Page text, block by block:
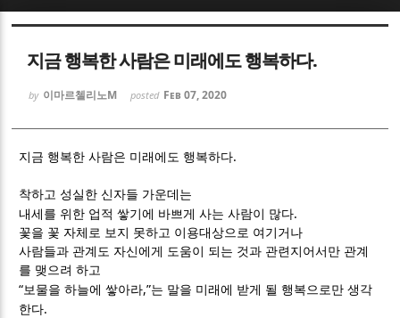
지금 행복한 사람은 미래에도 행복하다.
by 이마르첼리노M posted Feb 07, 2020
지금 행복한 사람은 미래에도 행복하다.
착하고 성실한 신자들 가운데는
내세를 위한 업적 쌓기에 바쁘게 사는 사람이 많다.
꽃을 꽃 자체로 보지 못하고 이용대상으로 여기거나
사람들과 관계도 자신에게 도움이 되는 것과 관련지어서만 관계
를 맺으려 하고
“보물을 하늘에 쌓아라,”는 말을 미래에 받게 될 행복으로만 생각
한다.
Sketchbook5, 스케치북5
Sketchbook5, 스케치북5
Sketchbook5, 스케치북5
Sketchbook5, 스케치북5